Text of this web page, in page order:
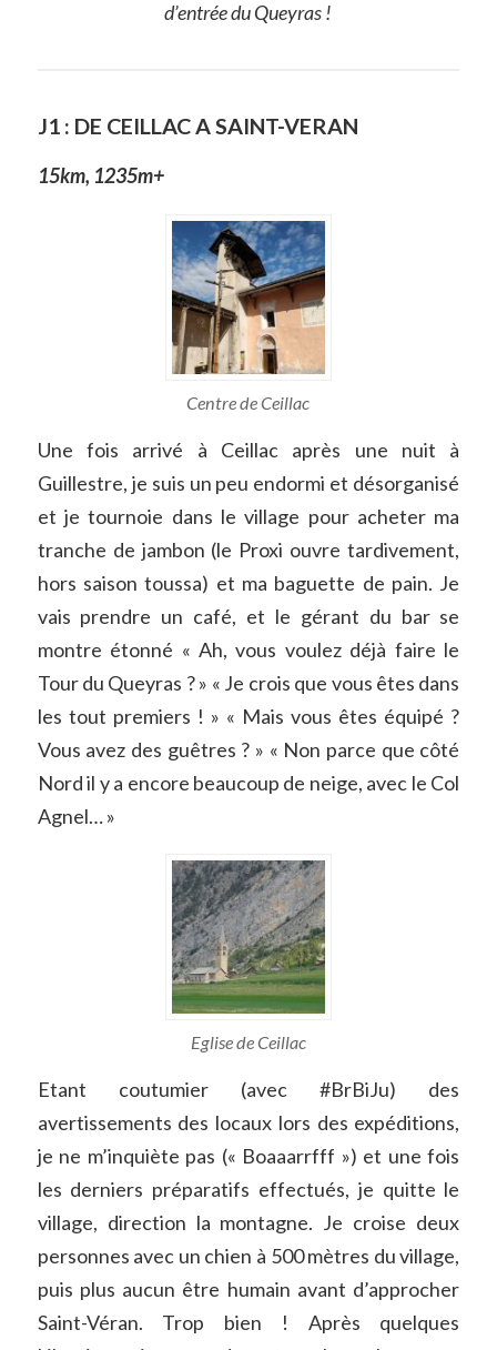
d’entrée du Queyras !
J1 : DE CEILLAC A SAINT-VERAN
15km, 1235m+
Centre de Ceillac
Une fois arrivé à Ceillac après une nuit à
Guillestre, je suis un peu endormi et désorganisé
et je tournoie dans le village pour acheter ma
tranche de jambon (le Proxi ouvre tardivement,
hors saison toussa) et ma baguette de pain. Je
vais prendre un café, et le gérant du bar se
montre étonné « Ah, vous voulez déjà faire le
Tour du Queyras ? » « Je crois que vous êtes dans
les tout premiers ! » « Mais vous êtes équipé ?
Vous avez des guêtres ? » « Non parce que côté
Nord il y a encore beaucoup de neige, avec le Col
Agnel… »
Eglise de Ceillac
Etant coutumier (avec #BrBiJu) des
avertissements des locaux lors des expéditions,
je ne m’inquiète pas (« Boaaarrfff ») et une fois
les derniers préparatifs effectués, je quitte le
village, direction la montagne. Je croise deux
personnes avec un chien à 500 mètres du village,
puis plus aucun être humain avant d’approcher
Saint-Véran. Trop bien ! Après quelques